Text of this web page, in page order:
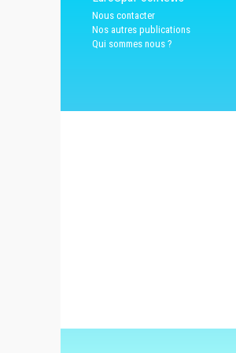
Nous contacter
Nos autres publications
Qui sommes nous ?